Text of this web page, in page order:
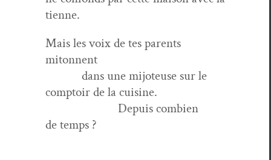
tienne.
Mais les voix de tes par­ents
mitonnent
dans une mijo­teuse sur le
comp­toir de la cuisine.
Depuis com­bi­en
de temps ?